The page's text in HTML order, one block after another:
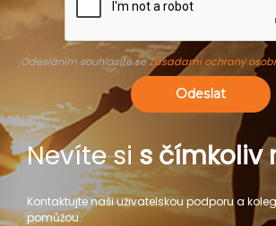
Odesláním souhlasíte seZásadami ochrany
Odeslat
Nevíte si s čímkoliv
Kontaktujte naši uživatelskou podporu a
pomůžou.